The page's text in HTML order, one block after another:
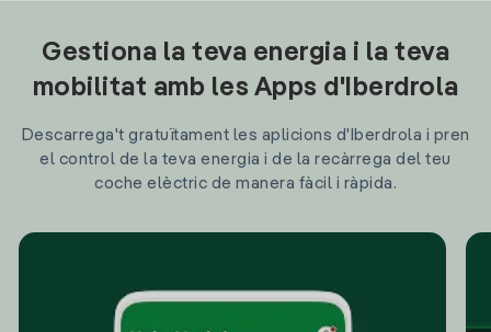
Gestiona la teva energia i la teva
mobilitat amb les Apps d'Iberdrola
Descarrega't gratuïtament les aplicions d'Iberdrola i pren
el control de la teva energia i de la recàrrega del teu
coche elèctric de manera fàcil i ràpida.